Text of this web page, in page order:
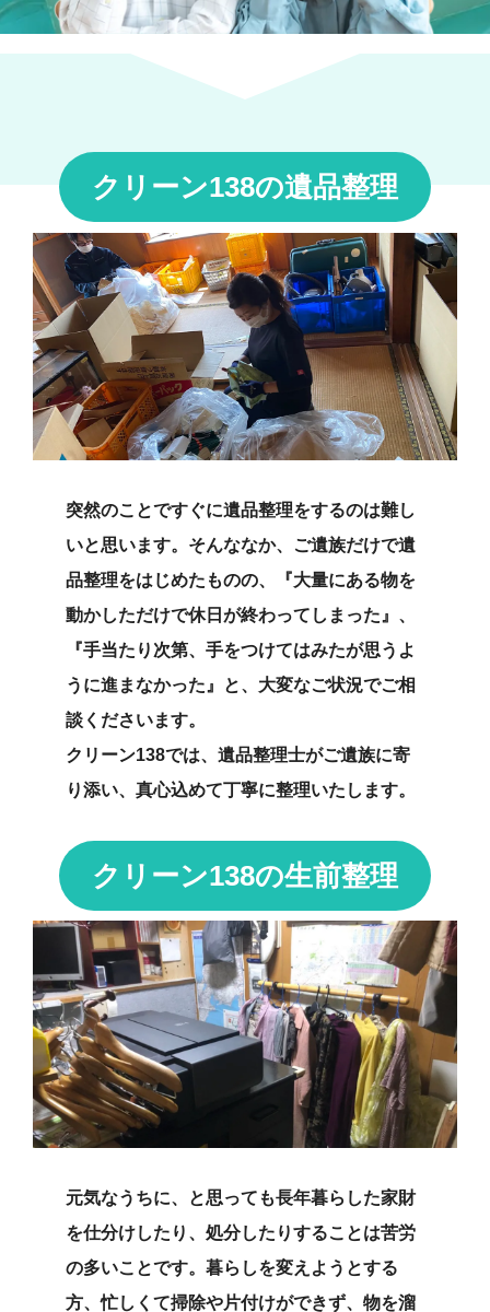
クリーン138の遺品整理
突然のことですぐに遺品整理をするのは難し
いと思います。そんななか、ご遺族だけで遺
品整理をはじめたものの、『大量にある物を
動かしただけで休日が終わってしまった』、
『手当たり次第、手をつけてはみたが思うよ
うに進まなかった』と、大変なご状況でご相
談くださいます。
クリーン138では、遺品整理士がご遺族に寄
り添い、真心込めて丁寧に整理いたします。
クリーン138の生前整理
元気なうちに、と思っても長年暮らした家財
を仕分けしたり、処分したりすることは苦労
の多いことです。暮らしを変えようとする
方、忙しくて掃除や片付けができず、物を溜